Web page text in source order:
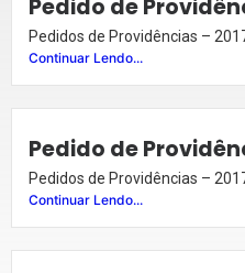
Pedido de
Pedidos de Providências –
Continuar Lendo...
Pedido de
Pedidos de Providências –
Continuar Lendo...